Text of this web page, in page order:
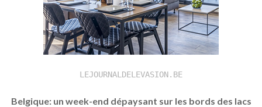
LEJOURNALDELEVASION.BE
Belgique: un week-end dépaysant sur les bords des lacs